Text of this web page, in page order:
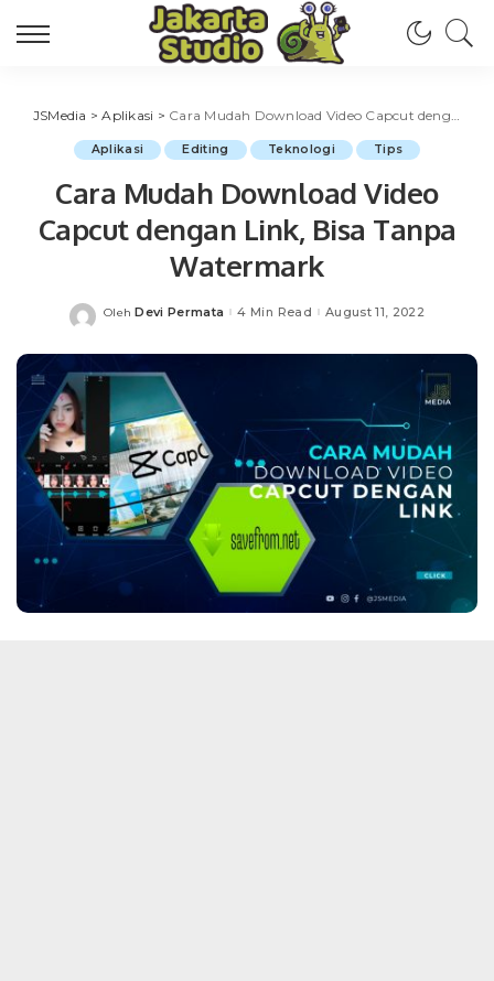
JSMedia >Aplikasi > Cara Mudah Download Video Capcut dengan Link, Bisa Tanpa Watermark
Aplikasi Editing Teknologi Tips
Cara Mudah Download Video
Capcut dengan Link, Bisa Tanpa
Watermark
Posted
Oleh Devi Permata 4 Min Read August 11, 2022